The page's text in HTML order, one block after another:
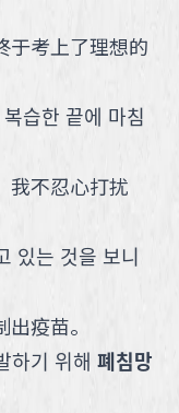
于考上了理想的
습한 끝에 마침
我不忍心打扰
있는 것을 보니
疫苗。
하기 위해 폐침망